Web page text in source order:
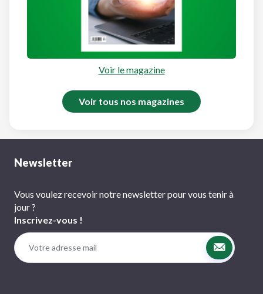
Voir le magazine
Voir tous nos magazines
Newsletter
Vous voulez recevoir notre newsletter pour vous tenir à
jour ?
Inscrivez-vous !